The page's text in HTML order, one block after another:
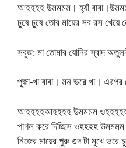
আহহহহ উমমমম। হ্যাঁ
চুষে চুষে তোর মায়ের সব রস খেয়ে
সবুজ: মা তোমার যোনির স্বাদ
পূজা-খা বাবা। মন ভরে খা।
আহহহহআহহহহ উমমমম
পাগল করে দিচ্ছিস ওহহহহ
নিজের মায়ের পুরু গুদ টা মুখে ভরে